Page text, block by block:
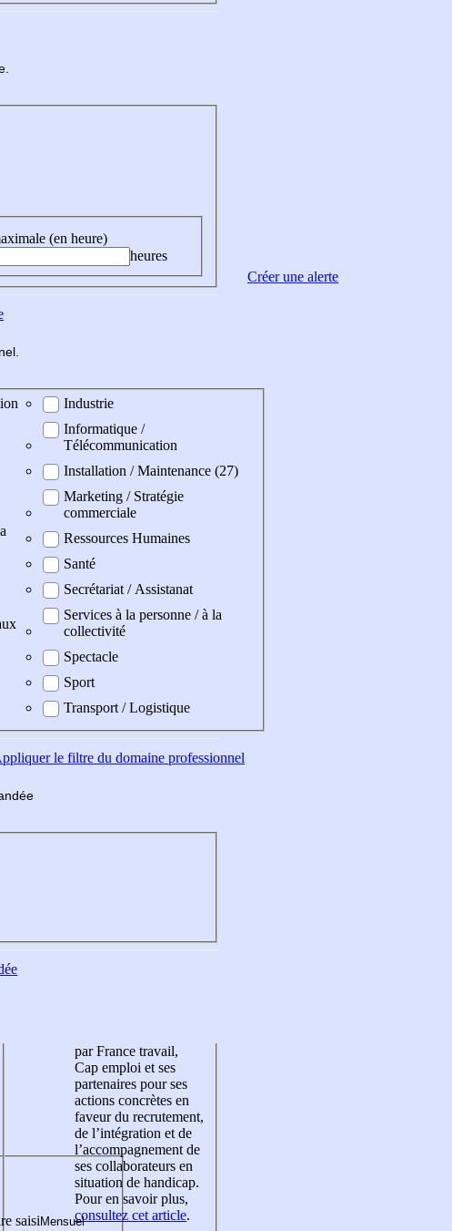
(en heure)
heures
Industrie
Informatique /
Télécommunication
Installation / Maintenance (27)
Marketing / Stratégie
commerciale
Ressources Humaines
Santé
Secrétariat / Assistanat
Services à la personne / à la
collectivité
Spectacle
Sport
Transport / Logistique
le filtre du domaine professionnel
saisi
par France travail,
Cap emploi et ses
partenaires pour ses
actions concrètes en
faveur du recrutement,
de l’intégration et de
l’accompagnement de
ses collaborateurs en
situation de handicap.
Pour en savoir plus,
consultez cet article.
Créer une alerte